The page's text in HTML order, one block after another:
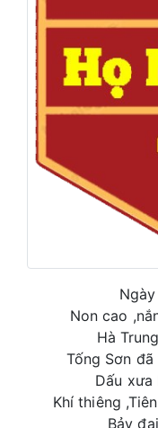
Non cao
Hà
Tống Sơn
Dấu xưa
Khí thiêng
Bảy